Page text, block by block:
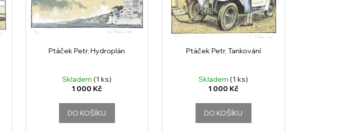
Ptáček Petr, Hydroplán
Skladem(1 ks)
1 000 Kč
DO KOŠÍKU
Ptáček Petr, Tankování
Skladem(1 ks)
1 000 Kč
DO KOŠÍKU